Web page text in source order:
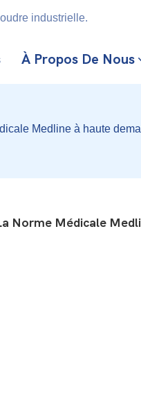
industrielle.
À Propos De Nous
Medline à haute
Norme Médicale